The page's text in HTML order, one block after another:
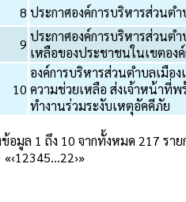
8 ประกาศองค์การบริหารส่วนตำ
9 ประกาศองค์การบริหารส่วนตำ
เหลือของประชาชนในเขตอง
10
องค์การบริหารส่วนตำบลเมื
ความช่วยเหลือ ส่งเจ้าหน้าที่
ทำงานร่วมระงับเหตุอัคคีภัย
อมูล 1 ถึง 10 จากทั้งหมด 217 ราย
«‹12345…22›»